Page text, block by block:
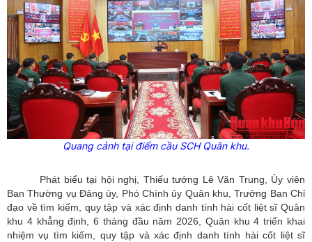
Quang cảnh tại điểm cầu SCH Quân khu.
Phát biểu tại hội nghị, Thiếu tướng Lê Văn Trung, Ủy viên
Ban Thường vụ Đảng ủy, Phó Chính ủy Quân khu, Trưởng Ban Chỉ
đạo về tìm kiếm, quy tập và xác định danh tính hài cốt liệt sĩ Quân
khu 4 khẳng định, 6 tháng đầu năm 2026, Quân khu 4 triển khai
nhiệm vụ tìm kiếm, quy tập và xác định danh tính hài cốt liệt sĩ